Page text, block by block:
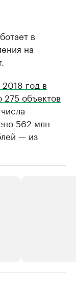
в
на
2018 год в
объектов
562 млн
— из